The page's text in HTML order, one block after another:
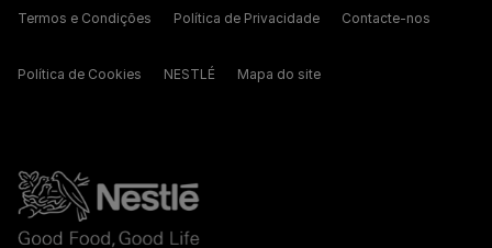
Termos e Condições Política de Privacidade Contacte-nos
Política de Cookies NESTLÉ Mapa do site